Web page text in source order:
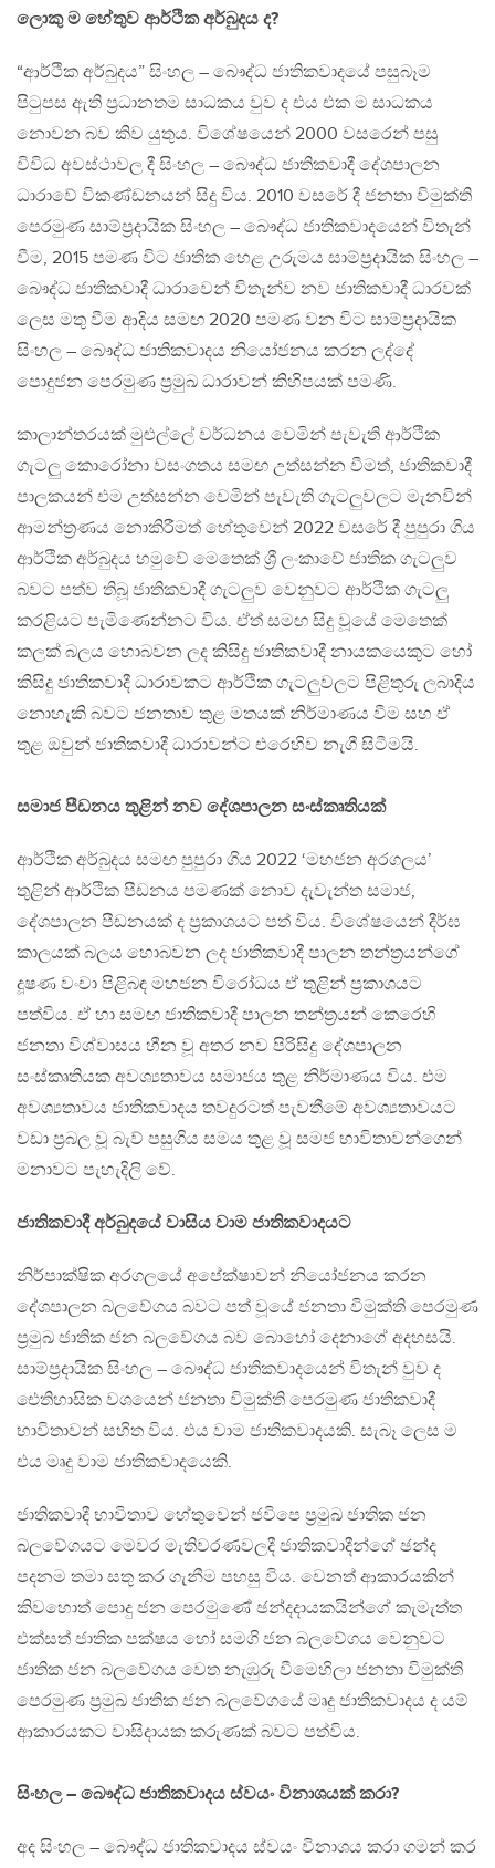
ලොකු ම හේතුව ආර්ථික අර්බුදය ද?
“ආර්ථික අර්බුදය” සිංහල – බෞද්ධ ජාතිකවාදයේ පසුබෑම
පිටුපස ඇති ප්‍රධානතම සාධකය වුව ද එය එක ම සාධකය
නොවන බව කිව යුතුය. විශේෂයෙන් 2000 වසරෙන් පසු
විවිධ අවස්ථාවල දී සිංහල – බෞද්ධ ජාතිකවාදී දේශපාලන
ධාරාවේ විකණ්ඩනයන් සිදු විය. 2010 වසරේ දී ජනතා විමුක්ති
පෙරමුණ සාම්ප්‍රදායික සිංහල – බෞද්ධ ජාතිකවාදයෙන් විතැන්
වීම, 2015 පමණ විට ජාතික හෙළ උරුමය සාම්ප්‍රදායික සිංහල –
බෞද්ධ ජාතිකවාදී ධාරාවෙන් විතැන්ව නව ජාතිකවාදී ධාරවක්
ලෙස මතු වීම ආදිය සමඟ 2020 පමණ වන විට සාම්ප්‍රදායික
සිංහල – බෞද්ධ ජාතිකවාදය නියෝජනය කරන ලද්දේ
පොදුජන පෙරමුණ ප්‍රමුඛ ධාරාවන් කිහිපයක් පමණි.
කාලාන්තරයක් මුළුල්ලේ වර්ධනය වෙමින් පැවැති ආර්ථික
ගැටලු කොරෝනා වසංගතය සමඟ උත්සන්න වීමත්, ජාතිකවාදී
පාලකයන් එම උත්සන්න වෙමින් පැවැති ගැටලුවලට මැනවින්
ආමන්ත්‍රණය නොකිරීමත් හේතුවෙන් 2022 වසරේ දී පුපුරා ගිය
ආර්ථික අර්බුදය හමුවේ මෙතෙක් ශ්‍රී ලංකාවේ ජාතික ගැටලුව
බවට පත්ව තිබූ ජාතිකවාදී ගැටලුව වෙනුවට ආර්ථික ගැටලු
කරළියට පැමිණෙන්නට විය. ඒත් සමඟ සිදු වූයේ මෙතෙක්
කලක් බලය හොබවන ලද කිසිදු ජාතිකවාදී නායකයෙකුට හෝ
කිසිදු ජාතිකවාදී ධාරාවකට ආර්ථික ගැටලුවලට පිළිතුරු ලබාදිය
නොහැකි බවට ජනතාව තුළ මතයක් නිර්මාණය වීම සහ ඒ
තුළ ඔවුන් ජාතිකවාදී ධාරාවන්ට එරෙහිව නැගී සිටීමයි.
සමාජ පීඩනය තුළින් නව දේශපාලන සංස්කෘතියක්
ආර්ථික අර්බුදය සමඟ පුපුරා ගිය 2022 ‘මහජන අරගලය’
තුළින් ආර්ථික පීඩනය පමණක් නොව දැවැන්ත සමාජ,
දේශපාලන පීඩනයක් ද ප්‍රකාශයට පත් විය. විශේෂයෙන් දීර්ඝ
කාලයක් බලය හොබවන ලද ජාතිකවාදී පාලන තන්ත්‍රයන්ගේ
දූෂණ වංචා පිළිබඳ මහජන විරෝධය ඒ තුළින් ප්‍රකාශයට
පත්විය. ඒ හා සමඟ ජාතිකවාදී පාලන තන්ත්‍රයන් කෙරෙහි
ජනතා විශ්වාසය හීන වූ අතර නව පිරිසිදු දේශපාලන
සංස්කෘතියක අවශ්‍යතාවය සමාජය තුළ නිර්මාණය විය. එම
අවශ්‍යතාවය ජාතිකවාදය තවදුරටත් පැවතීමේ අවශ්‍යතාවයට
වඩා ප්‍රබල වූ බැව් පසුගිය සමය තුළ වූ සමජ භාවිතාවන්ගෙන්
මනාවට පැහැදිලි වේ.
ජාතිකවාදී අර්බුදයේ වාසිය වාම ජාතිකවාදයට
නිර්පාක්ෂික අරගලයේ අපේක්ෂාවන් නියෝජනය කරන
දේශපාලන බලවේගය බවට පත් වූයේ ජනතා විමුක්ති පෙරමුණ
ප්‍රමුඛ ජාතික ජන බලවේගය බව බොහෝ දෙනාගේ අදහසයි.
සාම්ප්‍රදායික සිංහල – බෞද්ධ ජාතිකවාදයෙන් විතැන් වුව ද
ඓතිහාසික වශයෙන් ජනතා විමුක්ති පෙරමුණ ජාතිකවාදී
භාවිතාවන් සහිත විය. එය වාම ජාතිකවාදයකි. සැබෑ ලෙස ම
එය මෘදු වාම ජාතිකවාදයෙකි.
ජාතිකවාදී භාවිතාව හේතුවෙන් ජවිපෙ ප්‍රමුඛ ජාතික ජන
බලවේගයට මෙවර මැතිවරණවලදී ජාතිකවාදීන්ගේ ඡන්ද
පදනම තමා සතු කර ගැනීම පහසු විය. වෙනත් ආකාරයකින්
කිවහොත් පොදු ජන පෙරමුණේ ඡන්දදායකයින්ගේ කැමැත්ත
එක්සත් ජාතික පක්ෂය හෝ සමගි ජන බලවේගය වෙනුවට
ජාතික ජන බලවේගය වෙත නැඹුරු වීමෙහිලා ජනතා විමුක්ති
පෙරමුණ ප්‍රමුඛ ජාතික ජන බලවේගයේ මෘදු ජාතිකවාදය ද යම්
ආකාරයකට වාසිදායක කරුණක් බවට පත්විය.
සිංහල – බෞද්ධ ජාතිකවාදය ස්වයං විනාශයක් කරා?
අද සිංහල – බෞද්ධ ජාතිකවාදය ස්වයං විනාශය කරා ගමන් කර